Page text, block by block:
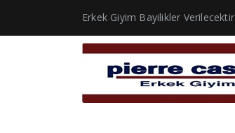
Erkek Giyim Bayilikler Verilecektir